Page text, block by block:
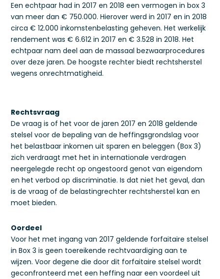
Een echtpaar had in 2017 en 2018 een vermogen in box 3
van meer dan € 750.000. Hierover werd in 2017 en in 2018
circa € 12.000 inkomstenbelasting geheven. Het werkelijk
rendement was € 6.612 in 2017 en € 3.528 in 2018. Het
echtpaar nam deel aan de massaal bezwaarprocedures
over deze jaren. De hoogste rechter biedt rechtsherstel
wegens onrechtmatigheid.
Rechtsvraag
De vraag is of het voor de jaren 2017 en 2018 geldende
stelsel voor de bepaling van de heffingsgrondslag voor
het belastbaar inkomen uit sparen en beleggen (Box 3)
zich verdraagt met het in internationale verdragen
neergelegde recht op ongestoord genot van eigendom
en het verbod op discriminatie. Is dat niet het geval, dan
is de vraag of de belastingrechter rechtsherstel kan en
moet bieden.
Oordeel
Voor het met ingang van 2017 geldende forfaitaire stelsel
in Box 3 is geen toereikende rechtvaardiging aan te
wijzen. Voor degene die door dit forfaitaire stelsel wordt
geconfronteerd met een heffing naar een voordeel uit